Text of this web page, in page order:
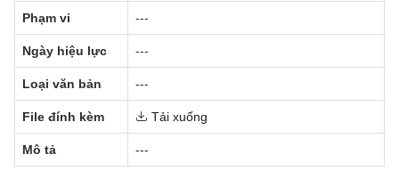
Phạm vi ---
Ngày hiệu lực ---
Loại văn bản ---
File đính kèm Tải xuống
Mô tả ---